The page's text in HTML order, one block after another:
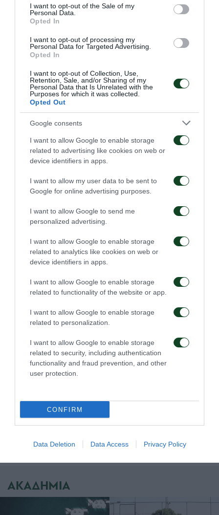
consent section.
I want to opt-out of the Sale of my
Personal Data.
Opted In
I want to opt-out of processing my
Personal Data for Targeted Advertising.
Opted In
I want to opt-out of Collection, Use,
Retention, Sale, and/or Sharing of my
Personal Data that Is Unrelated with the
Purposes for which it was collected.
Opted Out
Google consents
I want to allow Google to enable storage
related to advertising like cookies on web or
device identifiers in apps.
I want to allow my user data to be sent to
Google for online advertising purposes.
I want to allow Google to send me
personalized advertising.
I want to allow Google to enable storage
related to analytics like cookies on web or
device identifiers in apps.
I want to allow Google to enable storage
related to functionality of the website or app.
I want to allow Google to enable storage
related to personalization.
I want to allow Google to enable storage
related to security, including authentication
functionality and fraud prevention, and other
user protection.
CONFIRM
Data Deletion Data Access Privacy Policy
Λάβδας, Καλοσκάμης (80′ Χαντζάρας), Μαρκεζίνης
(65′ Τακεσιάν), Μπόκος (80′ Ντιαλό), Ζέκα (72′
Πάνος), Σώκος, Μπρέγκου, Νταμπίζας.
ΑΚΑΔΗΜΙΑ